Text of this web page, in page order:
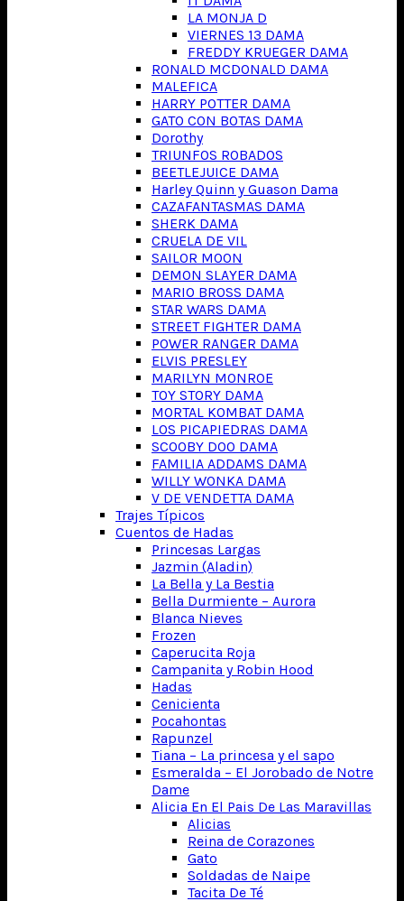
LA MONJA D
VIERNES 13 DAMA
FREDDY KRUEGER DAMA
RONALD MCDONALD DAMA
MALEFICA
HARRY POTTER DAMA
GATO CON BOTAS DAMA
Dorothy
TRIUNFOS ROBADOS
BEETLEJUICE DAMA
Harley Quinn y Guason Dama
CAZAFANTASMAS DAMA
SHERK DAMA
CRUELA DE VIL
SAILOR MOON
DEMON SLAYER DAMA
MARIO BROSS DAMA
STAR WARS DAMA
STREET FIGHTER DAMA
POWER RANGER DAMA
ELVIS PRESLEY
MARILYN MONROE
TOY STORY DAMA
MORTAL KOMBAT DAMA
LOS PICAPIEDRAS DAMA
SCOOBY DOO DAMA
FAMILIA ADDAMS DAMA
WILLY WONKA DAMA
V DE VENDETTA DAMA
Trajes Típicos
Cuentos de Hadas
Princesas Largas
Jazmin (Aladin)
La Bella y La Bestia
Bella Durmiente – Aurora
Blanca Nieves
Frozen
Caperucita Roja
Campanita y Robin Hood
Hadas
Cenicienta
Pocahontas
Rapunzel
Tiana – La princesa y el sapo
Esmeralda – El Jorobado de Notre
Dame
Alicia En El Pais De Las Maravillas
Alicias
Reina de Corazones
Gato
Soldadas de Naipe
Tacita De Té